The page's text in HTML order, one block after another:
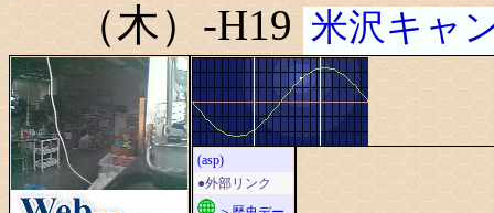
（木）-H19 米沢キャ
(asp)
●外部リンク